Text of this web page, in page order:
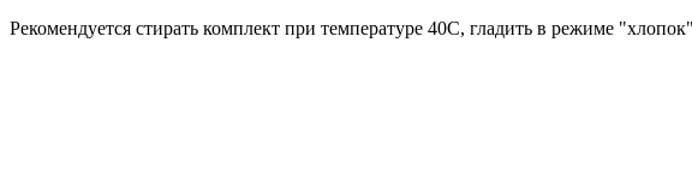
Рекомендуется стирать комплект при температуре 40С, гладить в режиме